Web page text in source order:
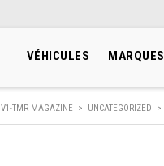
VÉHICULES MARQUES
V1-TMR MAGAZINE > UNCATEGORIZED >